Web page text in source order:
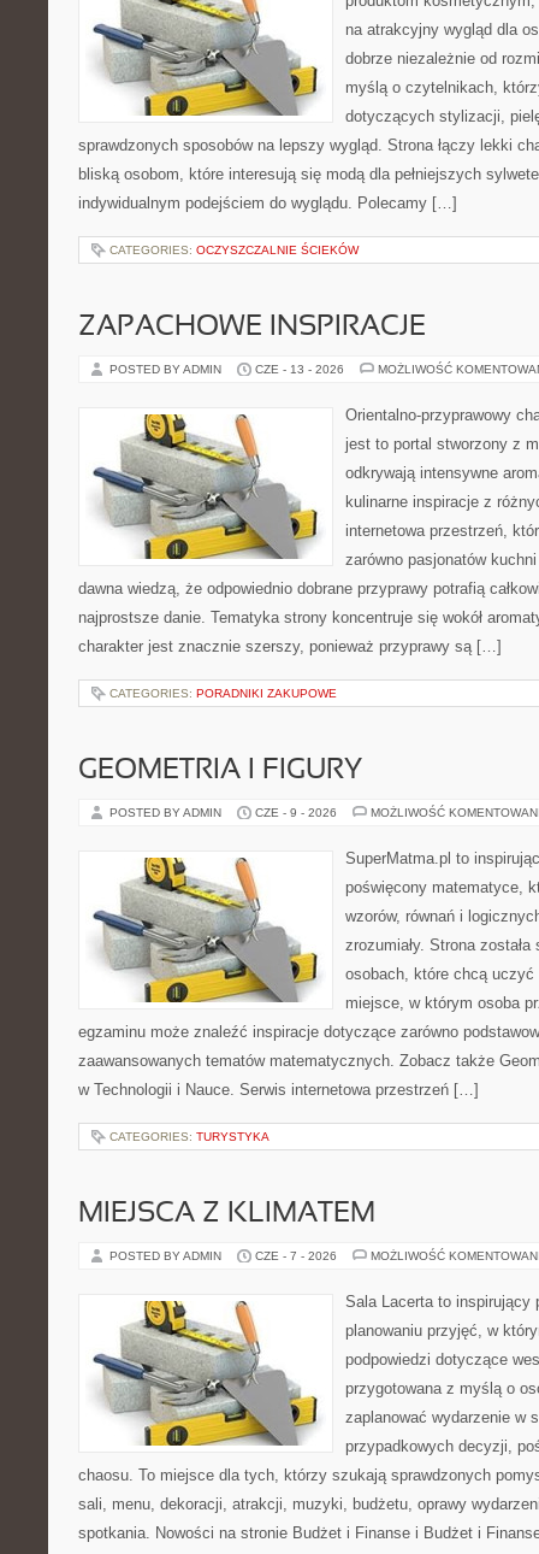
na atrakcyjny wygląd dla
dobrze niezależnie od
myślą o czytelnikach,
dotyczących stylizacji,
sprawdzonych sposobów na lepszy wygląd. Strona łączy lekki
bliską osobom, które interesują się modą dla pełniejszych
indywidualnym podejściem do wyglądu. Polecamy […]
CATEGORIES: OCZYSZCZALNIE ŚCIEKÓW
ZAPACHOWE INSPIRACJE
POSTED BY ADMIN CZE - 13 - 2026 MOŻLIWOŚĆ
Orientalno-przyprawowy
jest to portal stworzony z
odkrywają intensywne
kulinarne inspiracje z
internetowa przestrzeń,
zarówno pasjonatów
dawna wiedzą, że odpowiednio dobrane przyprawy potrafią
najprostsze danie. Tematyka strony koncentruje się wokół
charakter jest znacznie szerszy, ponieważ przyprawy są […]
CATEGORIES: PORADNIKI ZAKUPOWE
GEOMETRIA I FIGURY
POSTED BY ADMIN CZE - 9 - 2026 MOŻLIWOŚĆ
SuperMatma.pl to
poświęcony matematyce,
wzorów, równań i
zrozumiały. Strona
osobach, które chcą
miejsce, w którym osoba
egzaminu może znaleźć inspiracje dotyczące zarówno
zaawansowanych tematów matematycznych. Zobacz także
w Technologii i Nauce. Serwis internetowa przestrzeń […]
CATEGORIES: TURYSTYKA
MIEJSCA Z KLIMATEM
POSTED BY ADMIN CZE - 7 - 2026 MOŻLIWOŚĆ
Sala Lacerta to inspirujący
planowaniu przyjęć, w
podpowiedzi dotyczące
przygotowana z myślą o
zaplanować wydarzenie w
przypadkowych decyzji,
chaosu. To miejsce dla tych, którzy szukają sprawdzonych
sali, menu, dekoracji, atrakcji, muzyki, budżetu, oprawy
spotkania. Nowości na stronie Budżet i Finanse i Budżet i